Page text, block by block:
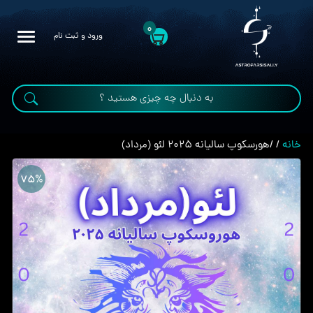
0 ورود و ثبت نام
خانه/
/هورسکوپ سالیانه ۲۰۲۵ لئو (مرداد)
75%